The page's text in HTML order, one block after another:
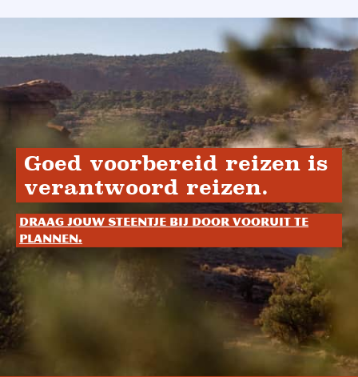
Goed voorbereid reizen is
verantwoord reizen.
Draag jouw steentje bij door vooruit te
plannen.